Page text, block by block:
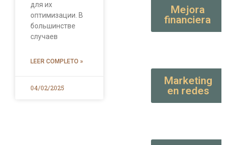
для их
оптимизации. В
большинстве
случаев
LEER COMPLETO »
04/02/2025
Mejora
financiera
Marketing
en redes